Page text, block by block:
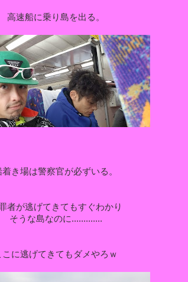
高速船に乗り島を出る。
着き場は警察官が必ずいる。
者が逃げてきてもすぐわかり
そうな島なのに.............
こに逃げてきてもダメやろｗ